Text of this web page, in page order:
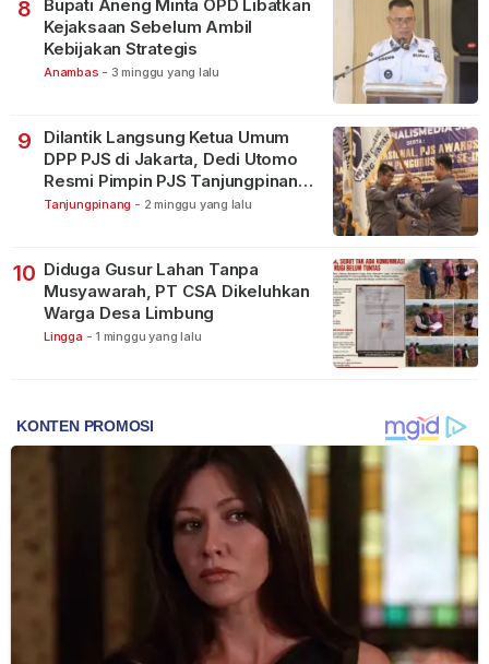
8
Bupati Aneng Minta OPD Libatkan
Kejaksaan Sebelum Ambil
Kebijakan Strategis
Anambas - 3 minggu yang lalu
9
Dilantik Langsung Ketua Umum
DPP PJS di Jakarta, Dedi Utomo
Resmi Pimpin PJS Tanjungpinang-
Bintan
Tanjungpinang - 2 minggu yang lalu
10 Diduga Gusur Lahan Tanpa
Musyawarah, PT CSA Dikeluhkan
Warga Desa Limbung
Lingga - 1 minggu yang lalu